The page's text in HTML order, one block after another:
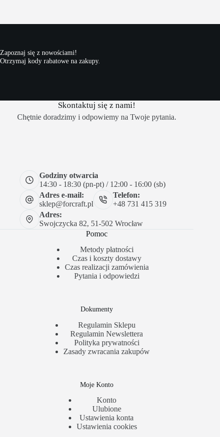
Zapoznaj się z nowościami!
Otrzymaj kody rabatowe na zakupy.
Skontaktuj się z nami!
Chętnie doradzimy i odpowiemy na Twoje pytania.
Godziny otwarcia
14:30 - 18:30 (pn-pt) / 12:00 - 16:00 (sb)
Adres e-mail:
sklep@forcraft.pl
Telefon:
+48 731 415 319
Adres:
Swojczycka 82, 51-502 Wrocław
Pomoc
Metody płatności
Czas i koszty dostawy
Czas realizacji zamówienia
Pytania i odpowiedzi
Dokumenty
Regulamin Sklepu
Regulamin Newslettera
Polityka prywatności
Zasady zwracania zakupów
Moje Konto
Konto
Ulubione
Ustawienia konta
Ustawienia cookies